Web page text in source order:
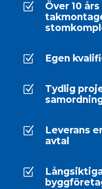
Z
Över 10
Z Egen
Z
Tydlig
Z
Leverans
avtal
Z